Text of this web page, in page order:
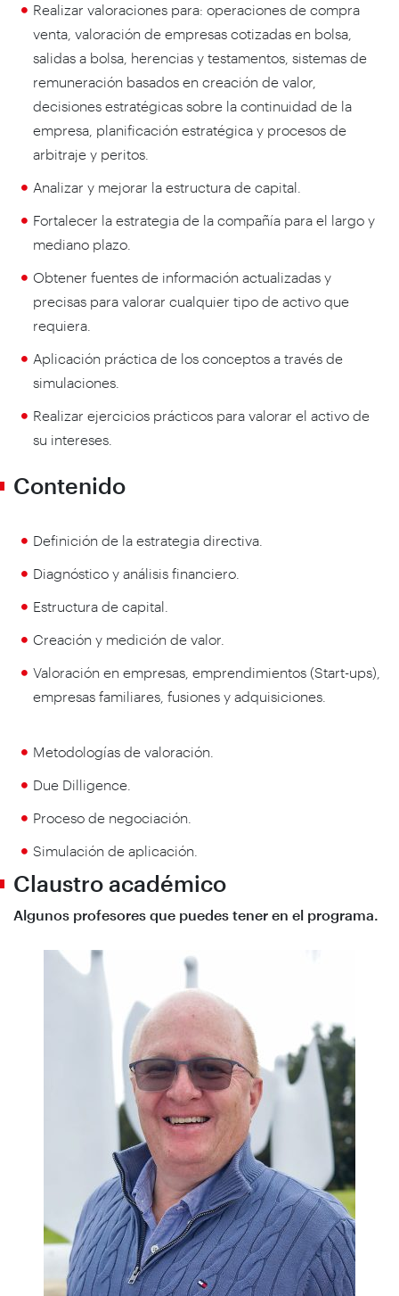
Realizar valoraciones para: operaciones de compra
venta, valoración de empresas cotizadas en bolsa,
salidas a bolsa, herencias y testamentos, sistemas de
remuneración basados en creación de valor,
decisiones estratégicas sobre la continuidad de la
empresa, planificación estratégica y procesos de
arbitraje y peritos.
Analizar y mejorar la estructura de capital.
Fortalecer la estrategia de la compañía para el largo y
mediano plazo.
Obtener fuentes de información actualizadas y
precisas para valorar cualquier tipo de activo que
requiera.
Aplicación práctica de los conceptos a través de
simulaciones.
Realizar ejercicios prácticos para valorar el activo de
su intereses.
Contenido
Definición de la estrategia directiva.
Diagnóstico y análisis financiero.
Estructura de capital.
Creación y medición de valor.
Valoración en empresas, emprendimientos (Start-ups),
empresas familiares, fusiones y adquisiciones.
Metodologías de valoración.
Due Dilligence.
Proceso de negociación.
Simulación de aplicación.
Claustro académico
Algunos profesores que puedes tener en el programa.